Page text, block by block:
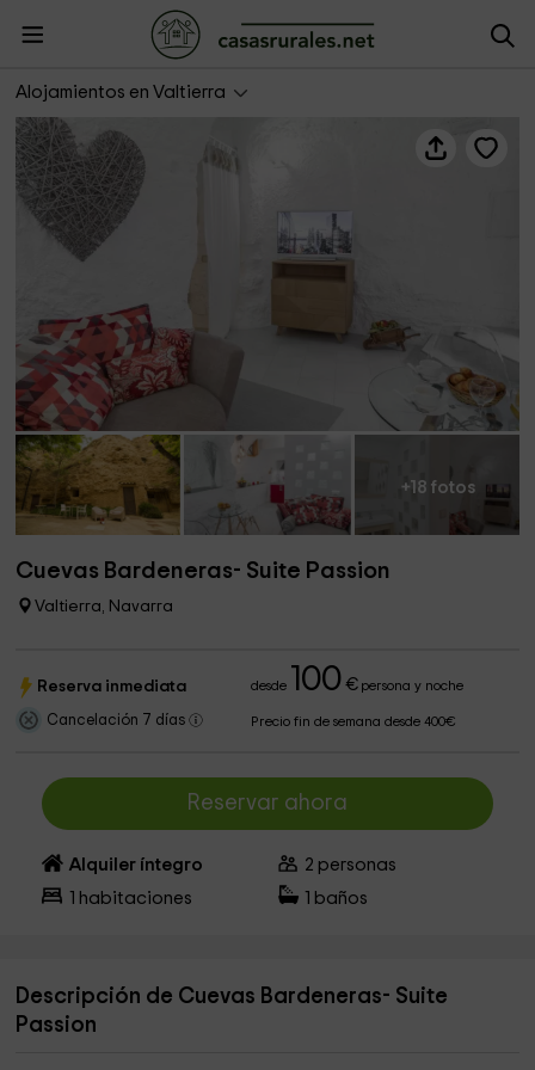
Alojamientos en Valtierra
Cuevas Bardeneras- Suite Passion
+18 fotos
Cuevas Bardeneras- Suite Passion
Valtierra, Navarra
Reserva inmediata desde 100 €persona y noche
Cancelación 7 días Precio fin de semana desde 400€
Reservar ahora
Alquiler íntegro 2 personas
habitaciones baños
Descripción de Cuevas Bardeneras- Suite
Passion